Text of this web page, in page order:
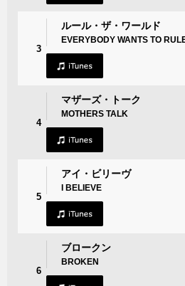
3
ルール・ザ・ワールド
EVERYBODY WANTS TO
4
マザーズ・トーク
MOTHERS TALK
5
アイ・ビリーヴ
I BELIEVE
6
ブロークン
BROKEN